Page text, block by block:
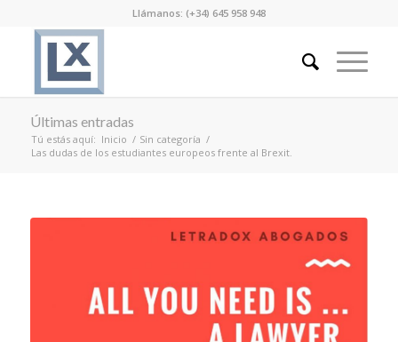
Llámanos: (+34) 645 958 948
Últimas entradas
Tú estás aquí: Inicio / Sin categoría /
Las dudas de los estudiantes europeos frente al Brexit.